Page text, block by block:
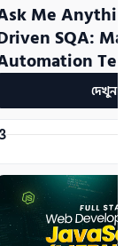
Me
SQA:
দেখুন